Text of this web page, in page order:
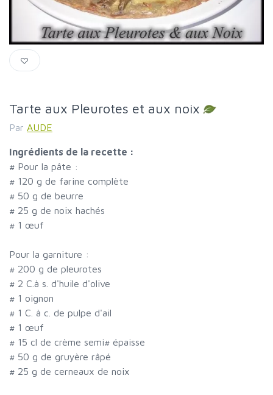
Tarte aux Pleurotes et aux noix
Par AUDE
Ingrédients de la recette :
# Pour la pâte :
# 120 g de farine complète
# 50 g de beurre
# 25 g de noix hachés
# 1 œuf
Pour la garniture :
# 200 g de pleurotes
# 2 C.à s. d'huile d'olive
# 1 oignon
# 1 C. à c. de pulpe d'ail
# 1 œuf
# 15 cl de crème semi# épaisse
# 50 g de gruyère râpé
# 25 g de cerneaux de noix